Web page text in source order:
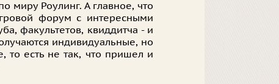
миру Роулинг. А главное, что
форум с интересными
факультетов, квиддитча - и
индивидуальные, но
то есть не так, что пришел и